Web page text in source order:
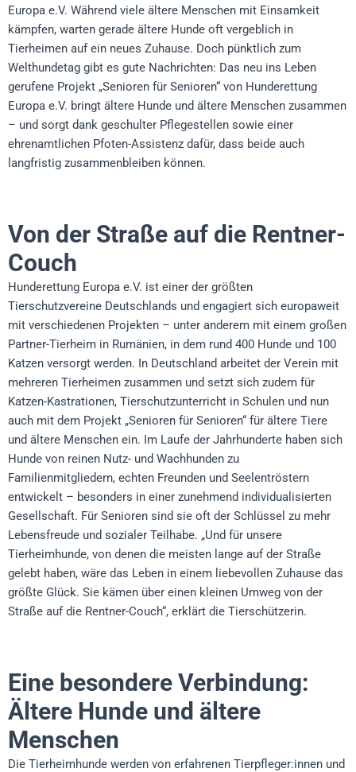
Europa e.V. Während viele ältere Menschen mit Einsamkeit
kämpfen, warten gerade ältere Hunde oft vergeblich in
Tierheimen auf ein neues Zuhause. Doch pünktlich zum
Welthundetag gibt es gute Nachrichten: Das neu ins Leben
gerufene Projekt „Senioren für Senioren“ von Hunderettung
Europa e.V. bringt ältere Hunde und ältere Menschen zusammen
– und sorgt dank geschulter Pflegestellen sowie einer
ehrenamtlichen Pfoten-Assistenz dafür, dass beide auch
langfristig zusammenbleiben können.
Von der Straße auf die Rentner-
Couch
Hunderettung Europa e.V. ist einer der größten
Tierschutzvereine Deutschlands und engagiert sich europaweit
mit verschiedenen Projekten – unter anderem mit einem großen
Partner-Tierheim in Rumänien, in dem rund 400 Hunde und 100
Katzen versorgt werden. In Deutschland arbeitet der Verein mit
mehreren Tierheimen zusammen und setzt sich zudem für
Katzen-Kastrationen, Tierschutzunterricht in Schulen und nun
auch mit dem Projekt „Senioren für Senioren“ für ältere Tiere
und ältere Menschen ein. Im Laufe der Jahrhunderte haben sich
Hunde von reinen Nutz- und Wachhunden zu
Familienmitgliedern, echten Freunden und Seelentröstern
entwickelt – besonders in einer zunehmend individualisierten
Gesellschaft. Für Senioren sind sie oft der Schlüssel zu mehr
Lebensfreude und sozialer Teilhabe. „Und für unsere
Tierheimhunde, von denen die meisten lange auf der Straße
gelebt haben, wäre das Leben in einem liebevollen Zuhause das
größte Glück. Sie kämen über einen kleinen Umweg von der
Straße auf die Rentner-Couch“, erklärt die Tierschützerin.
Eine besondere Verbindung:
Ältere Hunde und ältere
Menschen
Die Tierheimhunde werden von erfahrenen Tierpfleger:innen und